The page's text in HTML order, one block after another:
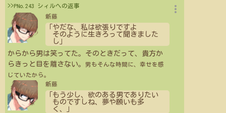
>>PNo.243 シィルへの返事
新藤
「やだな、私は欲張りですよ
そのように生きろって聞きました
し」
からから男は笑ってた。そのときだって、貴方か
らきっと目を離さない。
男もそんな時間に、幸せを感
じていたから。
新藤
「もう少し、欲のある男でありたい
ものですしね、夢や願いも多
く、」
more_vert